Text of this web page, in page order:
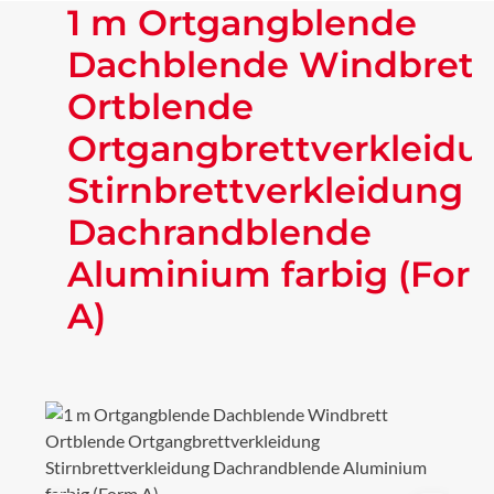
1 m Ortgangblende
Dachblende Windbrett
Ortblende
Stirnbrettverkleidung
Dachrandblende
Aluminium farbig
A)
Bildergalerie überspringen